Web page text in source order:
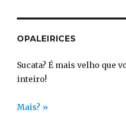
OPALEIRICES
Sucata? É mais velho que
inteiro!
Mais? »